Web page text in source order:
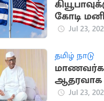
கோடி
உதவி
Jul 23,
தமிழ் நாடு
Jul 23,